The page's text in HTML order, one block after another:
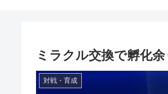
ミラクル交換で孵化
対戦・育成